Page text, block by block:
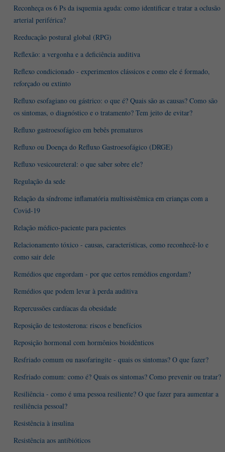
Reconheça os 6 Ps da isquemia aguda: como identificar e tratar a oclusão
arterial periférica?
Reeducação postural global (RPG)
Reflexão: a vergonha e a deficiência auditiva
Reflexo condicionado - experimentos clássicos e como ele é formado,
reforçado ou extinto
Refluxo esofagiano ou gástrico: o que é? Quais são as causas? Como são
os sintomas, o diagnóstico e o tratamento? Tem jeito de evitar?
Refluxo gastroesofágico em bebês prematuros
Refluxo ou Doença do Refluxo Gastroesofágico (DRGE)
Refluxo vesicoureteral: o que saber sobre ele?
Regulação da sede
Relação da síndrome inflamatória multissistêmica em crianças com a
Covid-19
Relação médico-paciente para pacientes
Relacionamento tóxico - causas, características, como reconhecê-lo e
como sair dele
Remédios que engordam - por que certos remédios engordam?
Remédios que podem levar à perda auditiva
Repercussões cardíacas da obesidade
Reposição de testosterona: riscos e benefícios
Reposição hormonal com hormônios bioidênticos
Resfriado comum ou nasofaringite - quais os sintomas? O que fazer?
Resfriado comum: como é? Quais os sintomas? Como prevenir ou tratar?
Resiliência - como é uma pessoa resiliente? O que fazer para aumentar a
resiliência pessoal?
Resistência à insulina
Resistência aos antibióticos